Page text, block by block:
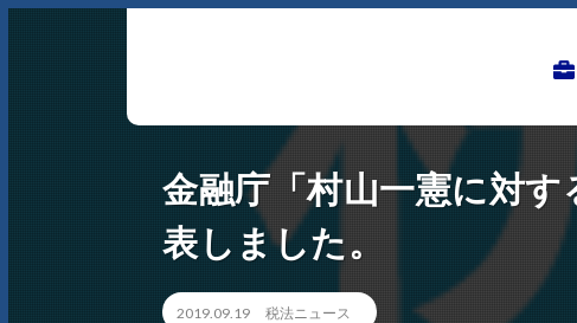
アーサム税理士法人 AWESOME（多治見市・可児市・瑞浪
市・土岐市） -地域No1 の税理士法人 アーサム税理士法人 –
会計・税務はもちろんのこと、会計専門家を必要とするあ
らゆるシーンで お客様のビジネスを総合的にサポートいた
します。 戦略的財務のプロフェッショナル集団
金融庁「村山一憲に対
表しました。
2019.09.19 税法ニュース